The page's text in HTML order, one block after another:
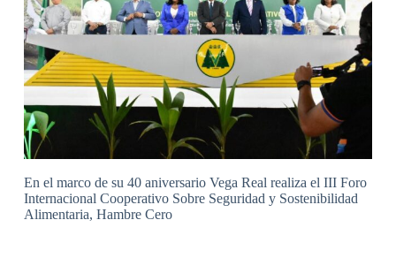
En el marco de su 40 aniversario Vega Real realiza el III Foro
Internacional Cooperativo Sobre Seguridad y Sostenibilidad
Alimentaria, Hambre Cero